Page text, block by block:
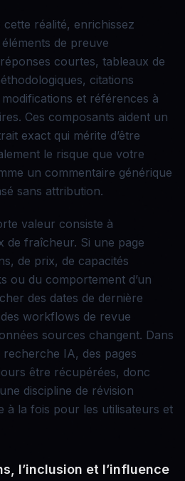
réalité, enrichissez
de preuve
courtes, tableaux de
citations
et références à
Ces composants aident un
exact qui mérite d’être
le risque que votre
un commentaire générique
sans attribution.
valeur consiste à
de fraîcheur. Si une page
de prix, de capacités
ou du comportement d’un
des dates de dernière
workflows de revue
sources changent. Dans
IA, des pages
être récupérées, donc
discipline de révision
à la fois pour les utilisateurs et
l’inclusion et l’influence